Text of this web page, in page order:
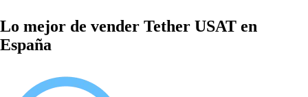
Lo mejor de vender Tether USAT en
España